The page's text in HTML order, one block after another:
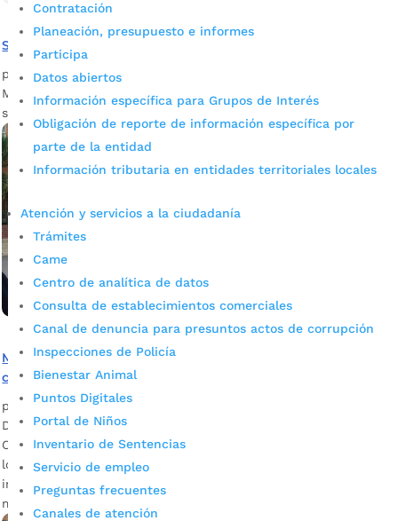
Contratación
Planeación, presupuesto e informes
Participa
Datos abiertos
Información específica para Grupos de Interés
Obligación de reporte de información específica por
parte de la entidad
Información tributaria en entidades territoriales locales
Atención y servicios a la ciudadanía
Trámites
Came
Centro de analítica de datos
Consulta de establecimientos comerciales
Canal de denuncia para presuntos actos de corrupción
Inspecciones de Policía
Bienestar Animal
Puntos Digitales
Portal de Niños
Inventario de Sentencias
Servicio de empleo
Preguntas frecuentes
Canales de atención
Suspenden clases en colegios por falta de agua
por Pilar Mejía|Oct 17, 2023
Más de 75 mil estudiantes se verían afectados en la capital
santandereana.
Más de 75 mil estudiantes regresan a clases en los
colegios oficiales de Bucaramanga
por Edgar Augusto Sánchez
Desde el año anterior, el alcalde de Bucaramanga Juan
Carlos Cárdenas ordenó reparar, acondicionar o repotenciar
los colegios de la ciudad. La gran mayoría de las
instituciones educativas oficiales de Bucaramanga tienen
más de 40 años sin recibir atención en su infraestructura.